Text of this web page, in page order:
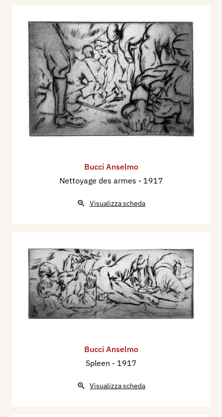
Bucci Anselmo
Nettoyage des armes - 1917
Visualizza scheda
Bucci Anselmo
Spleen - 1917
Visualizza scheda